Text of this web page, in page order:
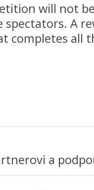
will not
A
completes all
a